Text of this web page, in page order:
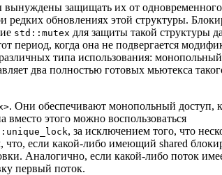
защищать их от
редких обновлениях этой структуры.
std::mutex для защиты такой структуры
период, когда она не подвергается
типа использования:
два полностью готовых мьютекса
. Они обеспечивают монопольный доступ,
этого можно воспользоваться
, за исключением того, что
что, если какой-либо имеющий shared
Аналогично, если какой-либо поток
первый поток.